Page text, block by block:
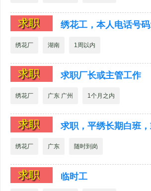
求职 绣花工，本人电话号
绣花厂 湖南 1周以内
求职 求职厂长或主管工作
绣花厂 广东 广州 1个月之内
求职 求职，平绣长期白班
绣花厂 广东 随时到岗
求职 临时工